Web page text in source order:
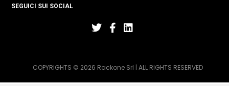
SEGUICI SUI SOCIAL
COPYRIGHTS © 2026 Rackone Srl | ALL RIGHTS RESERVED